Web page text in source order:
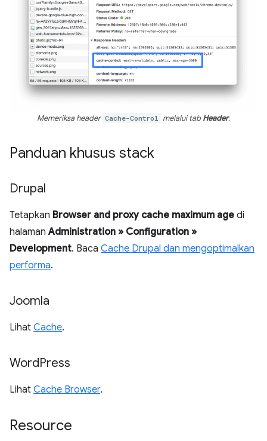
Memeriksa header Cache-Control melalui tabHeader.
Panduan khusus stack
Drupal
Tetapkan Browser and proxy cache maximum age di
halamanAdministration » Configuration »
Development. Baca Cache Drupal dan mengoptimalkan
performa.
Joomla
Lihat Cache.
WordPress
Lihat Cache Browser.
Resource